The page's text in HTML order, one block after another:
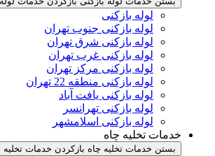
لوله بازکنی
لوله بازکنی جنوب تهران
لوله بازکنی شرق تهران
لوله بازکنی غرب تهران
لوله بازکنی مرکز تهران
لوله بازکنی منطقه 22 تهران
لوله بازکنی یافت آباد
لوله بازکنی تهرانسر
لوله بازکنی اسلامشهر
خدمات تخلیه چاه
بستن خدمات تخلیه چاه بازکردن خدمات تخلیه